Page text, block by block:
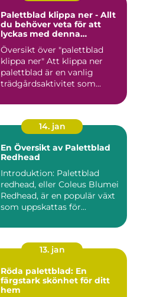
Palettblad klippa ner - Allt
du behöver veta för att
lyckas med denna
populära trädgårdsaktivitet
Översikt över "palettblad
klippa ner" Att klippa ner
palettblad är en vanlig
trädgårdsaktivitet som...
14. jan
En Översikt av Palettblad
Redhead
Introduktion: Palettblad
redhead, eller Coleus Blumei
Redhead, är en populär växt
som uppskattas för...
13. jan
Röda palettblad: En
färgstark skönhet för ditt
hem